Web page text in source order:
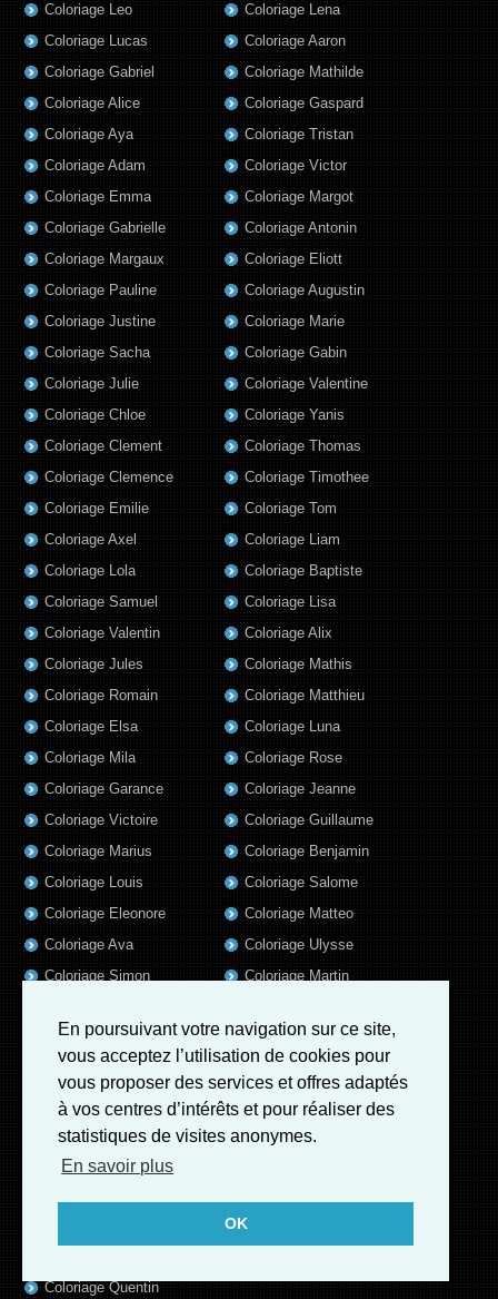
En poursuivant votre navigation sur ce site,
vous acceptez l’utilisation de cookies pour
vous proposer des services et offres adaptés
à vos centres d’intérêts et pour réaliser des
statistiques de visites anonymes.
En savoir plus
OK
Coloriage Leo
Coloriage Lucas
Coloriage Gabriel
Coloriage Alice
Coloriage Aya
Coloriage Adam
Coloriage Emma
Coloriage Gabrielle
Coloriage Lena
Coloriage Aaron
Coloriage Mathilde
Coloriage Gaspard
Coloriage Tristan
Coloriage Victor
Coloriage Margot
Coloriage Antonin
Coloriage Margaux
Coloriage Pauline
Coloriage Justine
Coloriage Sacha
Coloriage Julie
Coloriage Chloe
Coloriage Clement
Coloriage Clemence
Coloriage Emilie
Coloriage Axel
Coloriage Lola
Coloriage Samuel
Coloriage Valentin
Coloriage Jules
Coloriage Romain
Coloriage Elsa
Coloriage Mila
Coloriage Garance
Coloriage Victoire
Coloriage Marius
Coloriage Louis
Coloriage Eleonore
Coloriage Ava
Coloriage Simon
Coloriage Lina
Coloriage Arthur
Coloriage Noe
Coloriage William
Coloriage Eliott
Coloriage Augustin
Coloriage Marie
Coloriage Gabin
Coloriage Valentine
Coloriage Yanis
Coloriage Thomas
Coloriage Timothee
Coloriage Tom
Coloriage Liam
Coloriage Baptiste
Coloriage Lisa
Coloriage Alix
Coloriage Mathis
Coloriage Matthieu
Coloriage Luna
Coloriage Rose
Coloriage Jeanne
Coloriage Guillaume
Coloriage Benjamin
Coloriage Salome
Coloriage Matteo
Coloriage Ulysse
Coloriage Martin
Coloriage Heloïse
Coloriage Rayan
Coloriage Iris
Coloriage Quentin